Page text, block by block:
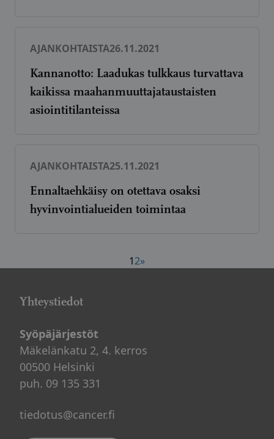
AJANKOHTAISTA26.11.2021
Kannanotto: Laadukas tulkkaus turvattava
kaikissa maahanmuuttajataustaisten
asiointitilanteissa
AJANKOHTAISTA25.11.2021
Ennaltaehkäisy on otettava osaksi
hyvinvointialueiden toimintaa
Artikkelien
12»
Yhteystiedot
Syöpäjärjestöt
Mäkelänkatu 2, 4. kerros
00500 Helsinki
puh. 09 135 331
tiedotus@cancer.fi